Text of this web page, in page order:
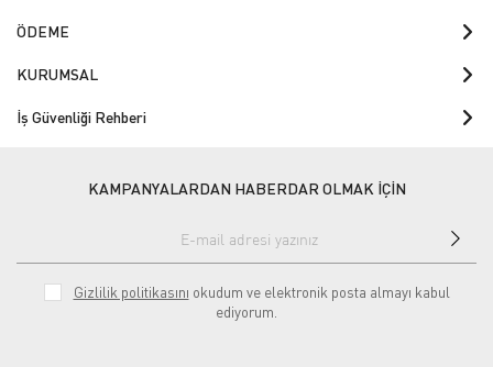
ÖDEME
KURUMSAL
İş Güvenliği Rehberi
KAMPANYALARDAN HABERDAR OLMAK İÇİN
Gizlilik politikasını okudum ve elektronik posta almayı kabul
ediyorum.